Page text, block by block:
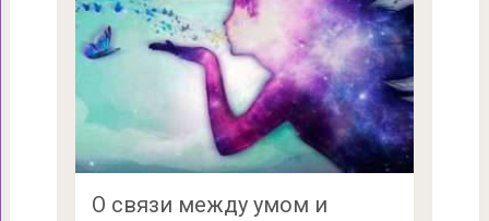
О связи между умом и